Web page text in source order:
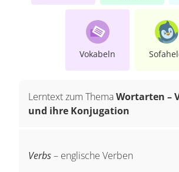
Vokabeln
Lerntext zum ThemaWortarten –
und ihre Konjugation
Verbs– englische Verben